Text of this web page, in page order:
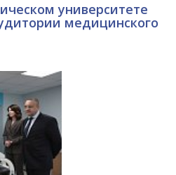
университете
медицинского